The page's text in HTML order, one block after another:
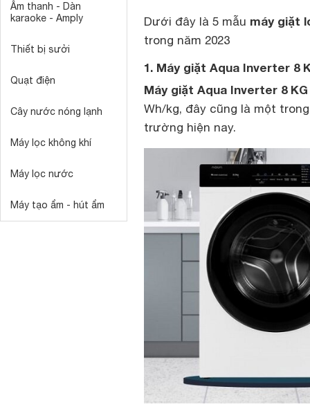
Âm thanh - Dàn
karaoke - Amply
Thiết bị sưởi
Quạt điện
Cây nước nóng lạnh
Máy lọc không khí
Máy lọc nước
Máy tạo ẩm - hút ẩm
Dưới đây là 5 mẫu máy giặt
trong năm 2023
1. Máy giặt Aqua Inverter 8
Máy giặt Aqua Inverter 8 KG
Wh/kg, đây cũng là một
trường hiện nay.